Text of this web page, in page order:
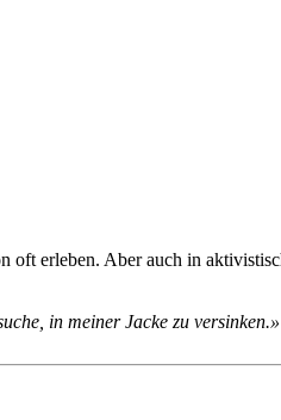
oft erleben. Aber auch in
in meiner Jacke zu